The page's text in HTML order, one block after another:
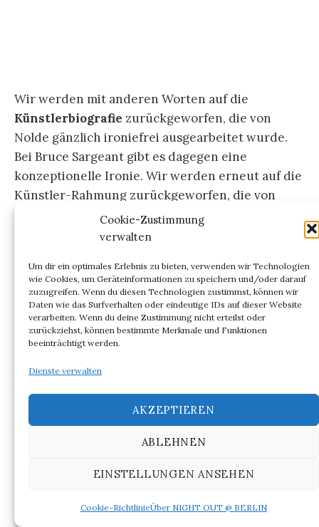
Cookie-Zustimmung
verwalten
Um dir ein optimales Erlebnis zu bieten, verwenden wir Technologien
wie Cookies, um Geräteinformationen zu speichern und/oder darauf
zuzugreifen. Wenn du diesen Technologien zustimmst, können wir
Daten wie das Surfverhalten oder eindeutige IDs auf dieser Website
verarbeiten. Wenn du deine Zustimmung nicht erteilst oder
zurückziehst, können bestimmte Merkmale und Funktionen
beeinträchtigt werden.
Dienste verwalten
AKZEPTIEREN
ABLEHNEN
EINSTELLUNGEN ANSEHEN
Cookie-RichtlinieÜber NIGHT OUT @ BERLIN
Winckelmann geht es um ein neuartiges Bild vom
Männerkörper, woran im Winckelmann-Jahr 2017
mit der Ausstellung Winckelmann – Das göttliche
Geschlechtim Schwulen Museum erinnert und auf
NIGHT OUT @ BERLIN besprochen
wurde.
[18]
Und Praxiteles? Wie demnächst im Jahrbuch
wird, wird Praxiteles in dem Gedicht
von Friedrich II.prominent eingeführt und einige
Jahre später von Johann Joachim Winckelmann
genauer zitiert. Der Praxiteles-Mythos erzählt
davon, dass der Künstler mit seinem Model Sex
gehabt hat.